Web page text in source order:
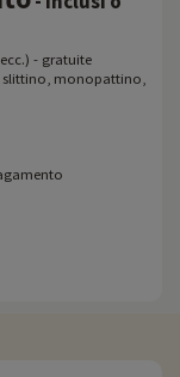
- gratuite
slittino, monopattino,